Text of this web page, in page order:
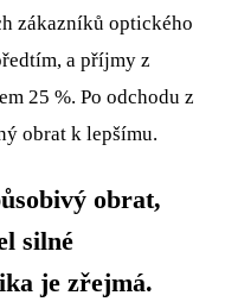
zákazníků optického
a příjmy z
25 %. Po odchodu z
obrat k lepšímu.
obrat,
silné
je zřejmá.